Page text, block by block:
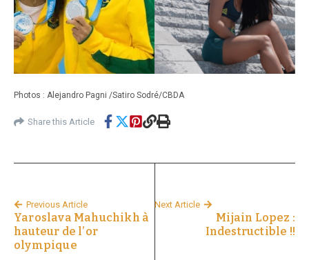
Photos : Alejandro Pagni /Satiro Sodré/CBDA
Share this Article
Previous Article
Yaroslava Mahuchikh à
hauteur de l’or
olympique
Next Article
Mijain Lopez :
Indestructible !!